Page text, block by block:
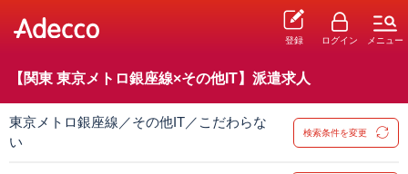
登録 ログイン メニュー
【関東 東京メトロ銀座線×その他IT】派遣求人
東京メトロ銀座線／その他IT／こだわらな
い
検索条件を変更